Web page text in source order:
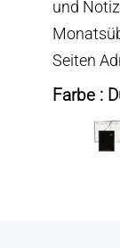
und
Seiten
Farbe :